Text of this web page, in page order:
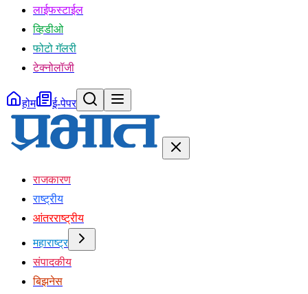
लाईफस्टाईल
व्हिडीओ
फोटो गॅलरी
टेक्नोलॉजी
होम ई-पेपर
राजकारण
राष्ट्रीय
आंतरराष्ट्रीय
महाराष्ट्र
संपादकीय
बिझनेस